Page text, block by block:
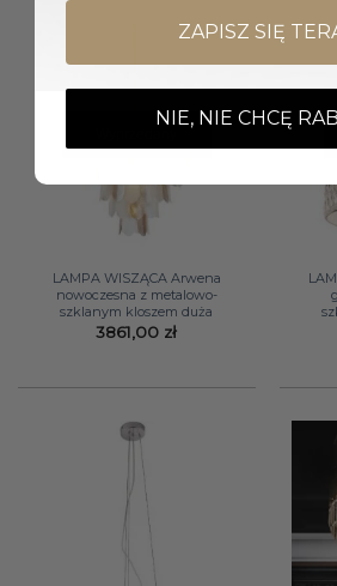
LAMPA WISZĄCA Arwena
nowoczesna z metalowo-
szklanym kloszem duża
3861,00 zł
ZAPISZ SIĘ
NIE, NIE CHCĘ